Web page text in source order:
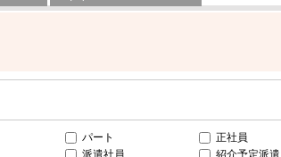
パート
正社員
派遣社員
紹介予定派遣